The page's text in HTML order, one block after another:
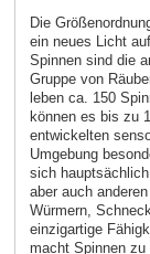
Die
ein neues Licht
Spinnen sind die
Gruppe von
leben ca. 150
können es bis zu
entwickelten
Umgebung
sich
aber auch
Würmern,
einzigartige
macht Spinnen